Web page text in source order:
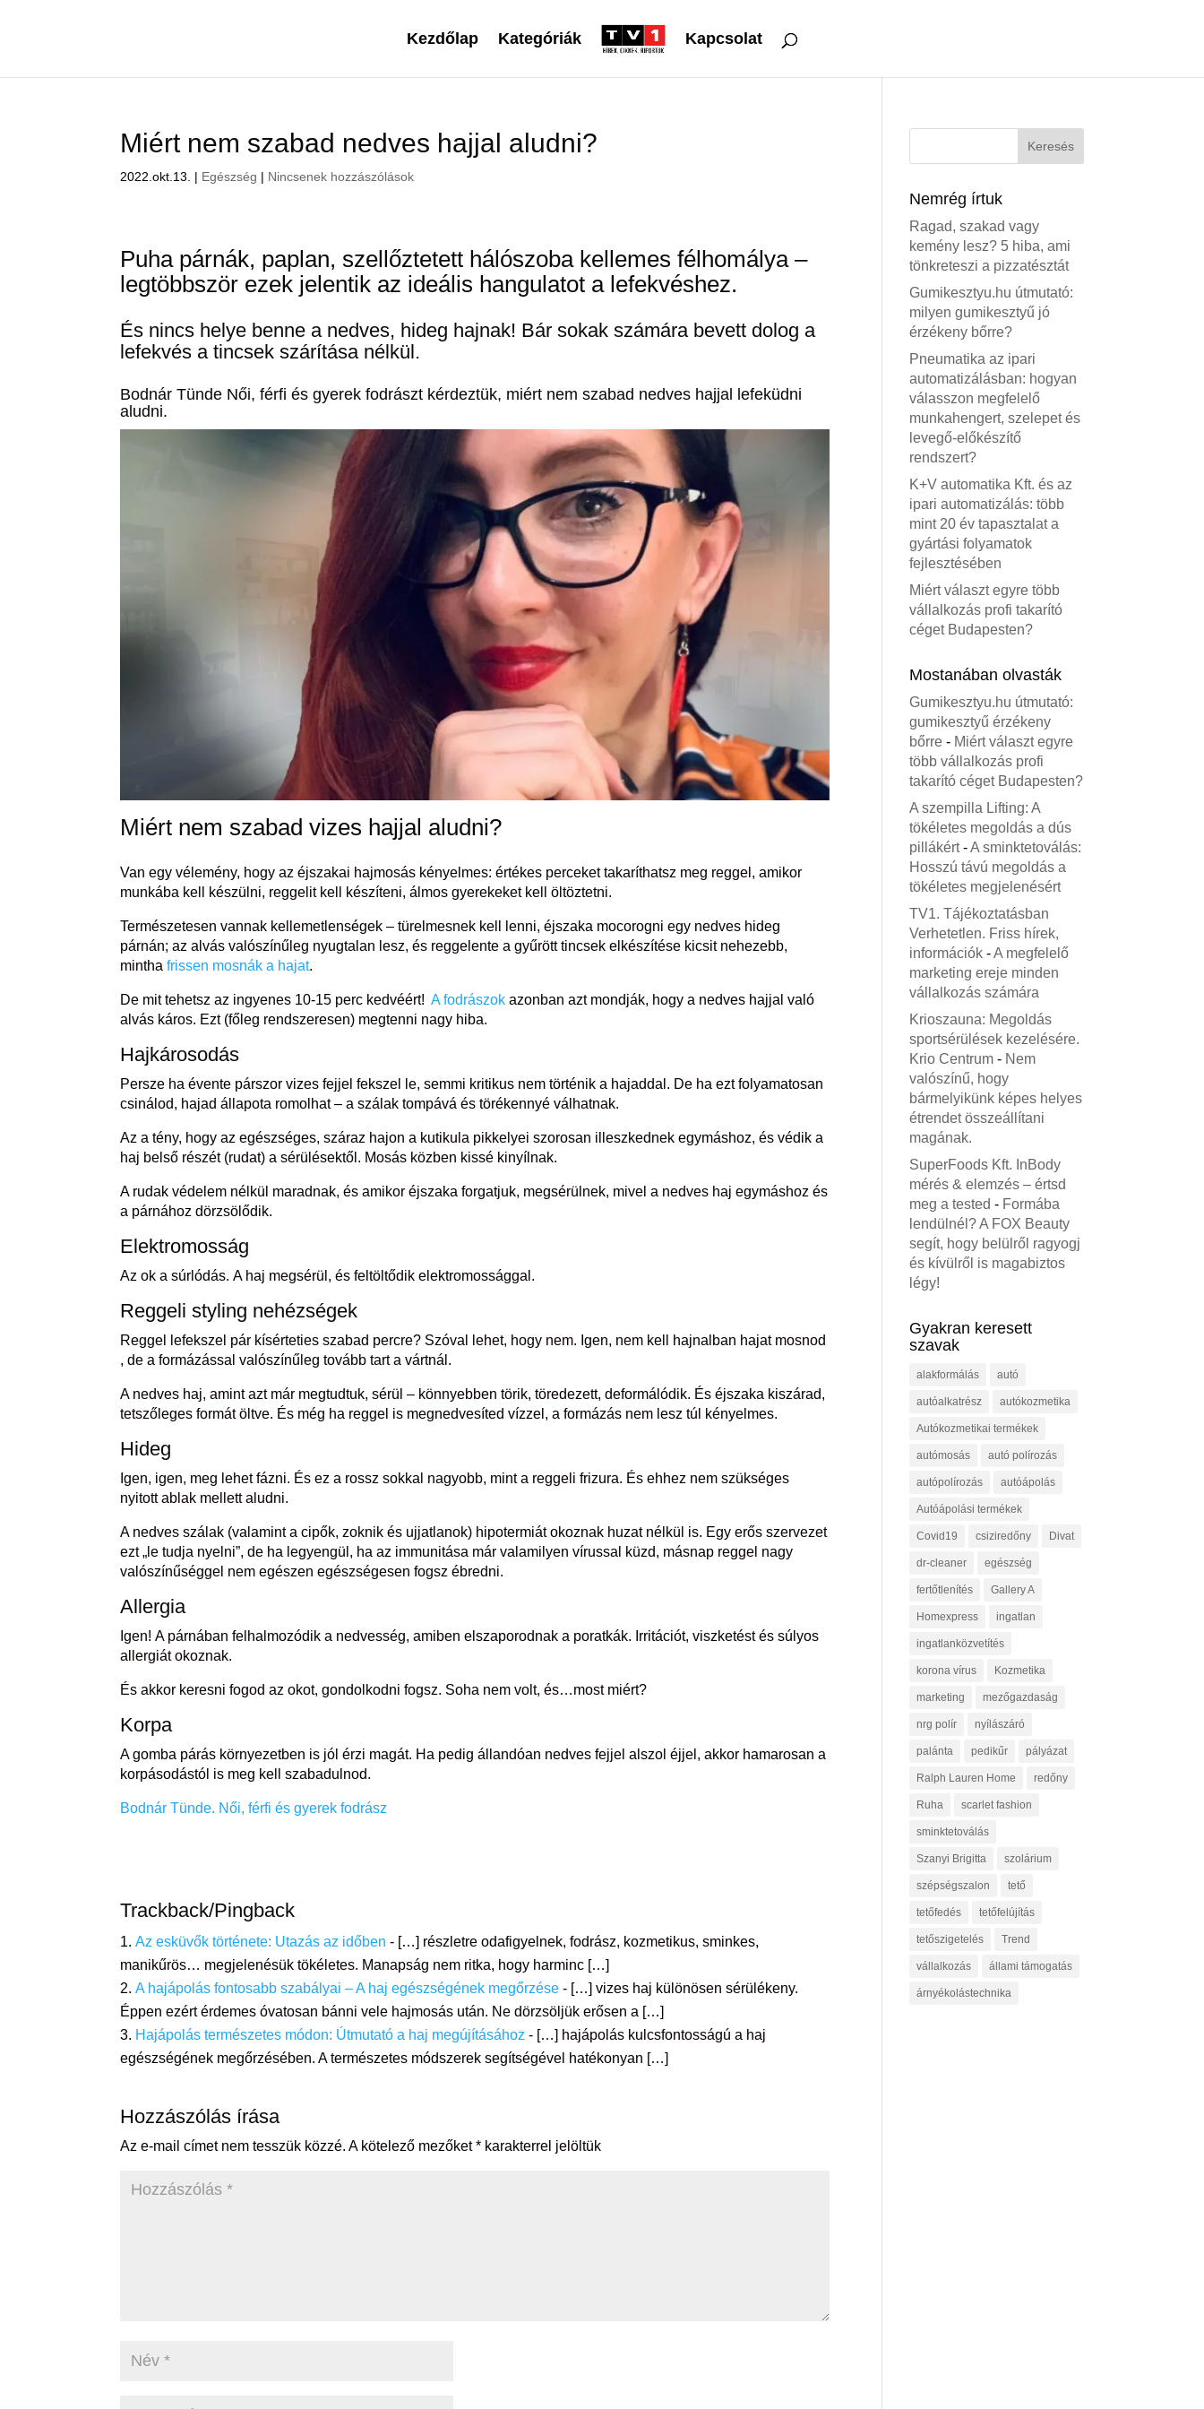
Kezdőlap Kategóriák Kapcsolat
Miért nem szabad nedves hajjal aludni?
2022.okt.13. | Egészség | Nincsenek hozzászólások
Puha párnák, paplan, szellőztetett hálószoba kellemes félhomálya –
legtöbbször ezek jelentik az ideális hangulatot a lefekvéshez.
És nincs helye benne a nedves, hideg hajnak! Bár sokak számára bevett dolog a
lefekvés a tincsek szárítása nélkül.
Bodnár Tünde Női, férfi és gyerek fodrászt kérdeztük, miért nem szabad nedves hajjal lefeküdni
aludni.
Miért nem szabadvizes hajjal aludni?
Van egy vélemény, hogy az éjszakai hajmosás kényelmes: értékes perceket takaríthatsz meg reggel, amikor
munkába kell készülni, reggelit kell készíteni, álmos gyerekeket kell öltöztetni.
Természetesen vannak kellemetlenségek – türelmesnek kell lenni, éjszaka mocorogni egy nedves hideg
párnán; az alvás valószínűleg nyugtalan lesz, és reggelente a gyűrött tincsek elkészítése kicsit nehezebb,
minthafrissen mosnák a hajat.
De mit tehetsz az ingyenes 10-15 perc kedvéért!A fodrászok azonban azt mondják, hogy a nedves hajjal való
alvás káros. Ezt (főleg rendszeresen) megtenni nagy hiba.
Hajkárosodás
Persze ha évente párszor vizes fejjel fekszel le, semmi kritikus nem történik a hajaddal. De ha ezt folyamatosan
csinálod, hajad állapota romolhat – a szálak tompává és törékennyé válhatnak.
Az a tény, hogy az egészséges, száraz hajon a kutikula pikkelyei szorosan illeszkednek egymáshoz, és védik a
haj belső részét (rudat) a sérülésektől. Mosás közben kissé kinyílnak.
A rudak védelem nélkül maradnak, és amikor éjszaka forgatjuk, megsérülnek, mivel a nedves haj egymáshoz és
a párnához dörzsölődik.
Elektromosság
Az ok a súrlódás. A haj megsérül, és feltöltődik elektromossággal.
Reggeli styling nehézségek
Reggel lefekszel pár kísérteties szabad percre? Szóval lehet, hogy nem. Igen, nem kell hajnalban hajat mosnod
, de a formázással valószínűleg tovább tart a vártnál.
A nedves haj, amint azt már megtudtuk, sérül – könnyebben törik, töredezett, deformálódik. És éjszaka kiszárad,
tetszőleges formát öltve. És még ha reggel is megnedvesíted vízzel, a formázás nem lesz túl kényelmes.
Hideg
Igen, igen, meg lehet fázni. És ez a rossz sokkal nagyobb, mint a reggeli frizura. És ehhez nem szükséges
nyitott ablak mellett aludni.
A nedves szálak (valamint a cipők, zoknik és ujjatlanok) hipotermiát okoznak huzat nélkül is. Egy erős szervezet
ezt „le tudja nyelni”, de ha legyengül, ha az immunitása már valamilyen vírussal küzd, másnap reggel nagy
valószínűséggel nem egészen egészségesen fogsz ébredni.
Allergia
Igen! A párnában felhalmozódik a nedvesség, amiben elszaporodnak a poratkák. Irritációt, viszketést és súlyos
allergiát okoznak.
És akkor keresni fogod az okot, gondolkodni fogsz. Soha nem volt, és…most miért?
Korpa
A gomba párás környezetben is jól érzi magát. Ha pedig állandóan nedves fejjel alszol éjjel, akkor hamarosan a
korpásodástól is meg kell szabadulnod.
Bodnár Tünde. Női, férfi és gyerek fodrász
Trackback/Pingback
Az esküvők története: Utazás az időben - […] részletre odafigyelnek, fodrász, kozmetikus, sminkes,
manikűrös… megjelenésük tökéletes. Manapság nem ritka, hogy harminc […]
A hajápolás fontosabb szabályai – A haj egészségének megőrzése - […] vizes haj különösen sérülékeny.
Éppen ezért érdemes óvatosan bánni vele hajmosás után. Ne dörzsöljük erősen a […]
Hajápolás természetes módon: Útmutató a haj megújításához - […] hajápolás kulcsfontosságú a haj
egészségének megőrzésében. A természetes módszerek segítségével hatékonyan […]
Hozzászólás írása
Az e-mail címet nem tesszük közzé. A kötelező mezőket* karakterrel jelöltük
Nemrég írtuk
Ragad, szakad vagy
kemény lesz? 5 hiba, ami
tönkreteszi a pizzatésztát
Gumikesztyu.hu útmutató:
milyen gumikesztyű jó
érzékeny bőrre?
Pneumatika az ipari
automatizálásban: hogyan
válasszon megfelelő
munkahengert, szelepet és
levegő-előkészítő
rendszert?
K+V automatika Kft. és az
ipari automatizálás: több
mint 20 év tapasztalat a
gyártási folyamatok
fejlesztésében
Miért választ egyre több
vállalkozás profi takarító
céget Budapesten?
Mostanában olvasták
Gumikesztyu.hu útmutató:
gumikesztyű érzékeny
bőrre - Miért választ egyre
több vállalkozás profi
takarító céget Budapesten?
A szempilla Lifting: A
tökéletes megoldás a dús
pillákért-A sminktetoválás:
Hosszú távú megoldás a
tökéletes megjelenésért
TV1. Tájékoztatásban
Verhetetlen. Friss hírek,
információk -A megfelelő
marketing ereje minden
vállalkozás számára
Krioszauna: Megoldás
sportsérülések kezelésére.
Krio Centrum - Nem
valószínű, hogy
bármelyikünk képes helyes
étrendet összeállítani
magának.
SuperFoods Kft. InBody
mérés & elemzés – értsd
meg a tested - Formába
lendülnél? A FOX Beauty
segít, hogy belülről ragyogj
és kívülről is magabiztos
légy!
Gyakran keresett
szavak
alakformálás autó
autóalkatrész autókozmetika
Autókozmetikai termékek
autómosás autó polírozás
autópolírozás autóápolás
Autóápolási termékek
Covid19 csiziredőny Divat
dr-cleaner egészség
fertőtlenítés Gallery A
Homexpress ingatlan
ingatlanközvetítés
korona vírus Kozmetika
marketing mezőgazdaság
nrg polír nyílászáró
palánta pedikűr pályázat
Ralph Lauren Home redőny
Ruha scarlet fashion
sminktetoválás
Szanyi Brigitta szolárium
szépségszalon tető
tetőfedés tetőfelújítás
tetőszigetelés Trend
vállalkozás állami támogatás
árnyékolástechnika